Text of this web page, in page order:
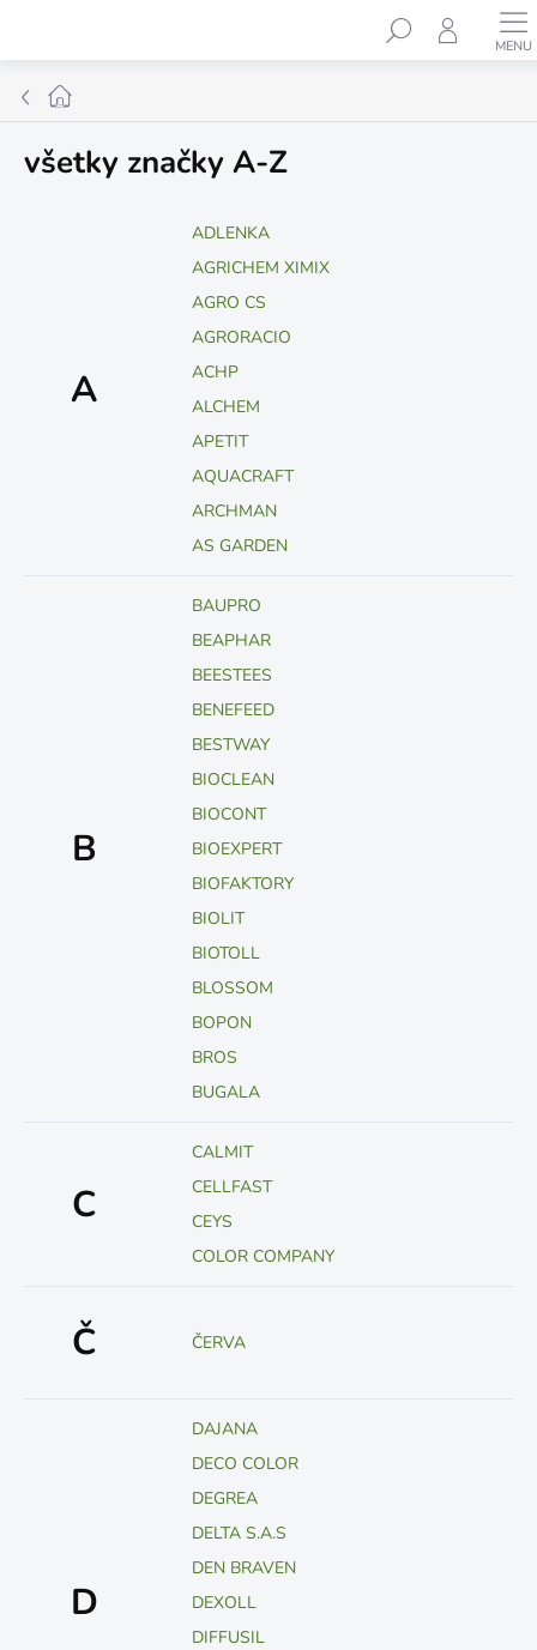
obsah
Hľadať
Domov
všetky značky A-Z
A
ADLENKA
AGRICHEM XIMIX
AGRO CS
AGRORACIO
ACHP
ALCHEM
APETIT
AQUACRAFT
ARCHMAN
AS GARDEN
B
BAUPRO
BEAPHAR
BEESTEES
BENEFEED
BESTWAY
BIOCLEAN
BIOCONT
BIOEXPERT
BIOFAKTORY
BIOLIT
BIOTOLL
BLOSSOM
BOPON
BROS
BUGALA
C
CALMIT
CELLFAST
CEYS
COLOR COMPANY
Č ČERVA
D
DAJANA
DECO COLOR
DEGREA
DELTA S.A.S
DEN BRAVEN
DEXOLL
DIFFUSIL